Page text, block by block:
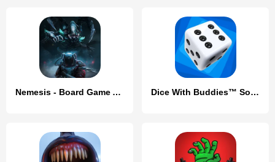
Nemesis - Board Game App Dice With Buddies™ Social Game